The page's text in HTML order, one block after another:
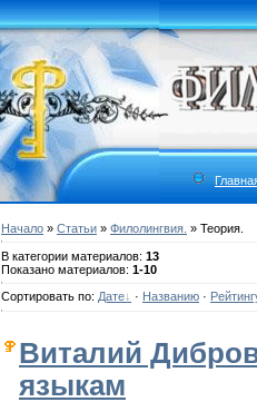
Начало » Статьи » Филолингвия. » Теория.
В категории материалов: 13
Показано материалов: 1-10
Сортировать по: Дате · Названию ·
Виталий
языкам